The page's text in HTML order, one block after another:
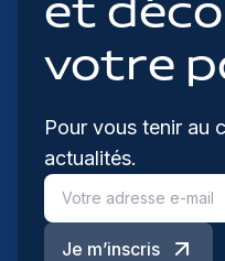
et
votre
Pour vous tenir au
actualités.
Je m’inscris